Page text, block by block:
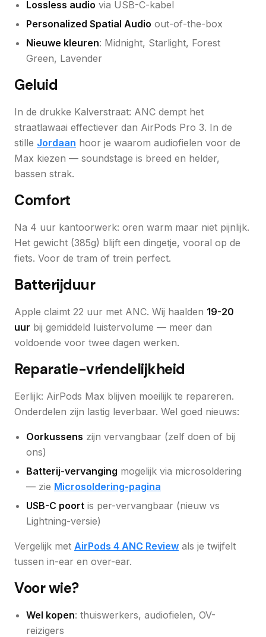
Lossless audio via USB-C-kabel
Personalized Spatial Audio out-of-the-box
Nieuwe kleuren: Midnight, Starlight, Forest
Green, Lavender
Geluid
In de drukke Kalverstraat: ANC dempt het
straatlawaai effectiever dan AirPods Pro 3. In de
stille Jordaan hoor je waarom audiofielen voor de
Max kiezen — soundstage is breed en helder,
bassen strak.
Comfort
Na 4 uur kantoorwerk: oren warm maar niet pijnlijk.
Het gewicht (385g) blijft een dingetje, vooral op de
fiets. Voor de tram of trein perfect.
Batterijduur
Apple claimt 22 uur met ANC. Wij haalden 19-20
uur bij gemiddeld luistervolume — meer dan
voldoende voor twee dagen werken.
Reparatie-vriendelijkheid
Eerlijk: AirPods Max blijven moeilijk te repareren.
Onderdelen zijn lastig leverbaar. Wel goed nieuws:
Oorkussens zijn vervangbaar (zelf doen of bij
ons)
Batterij-vervanging mogelijk via microsoldering
— zie Microsoldering-pagina
USB-C poort is per-vervangbaar (nieuw vs
Lightning-versie)
Vergelijk met AirPods 4 ANC Review als je twijfelt
tussen in-ear en over-ear.
Voor wie?
Wel kopen: thuiswerkers, audiofielen, OV-
reizigers